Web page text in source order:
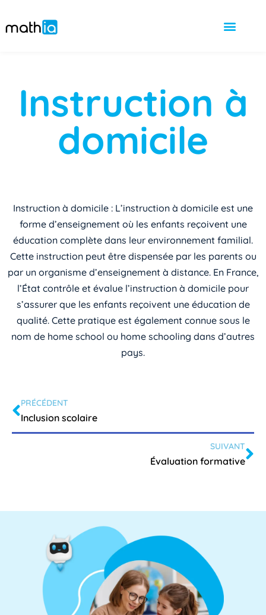
Instruction à
domicile
Instruction à domicile : L’instruction à domicile est une
forme d’enseignement où les enfants reçoivent une
éducation complète dans leur environnement familial.
Cette instruction peut être dispensée par les parents ou
par un organisme d’enseignement à distance. En France,
l’État contrôle et évalue l’instruction à domicile pour
s’assurer que les enfants reçoivent une éducation de
qualité. Cette pratique est également connue sous le
nom de home school ou home schooling dans d’autres
pays.
PRÉCÉDENT
Inclusion scolaire
SUIVANT
Évaluation formative